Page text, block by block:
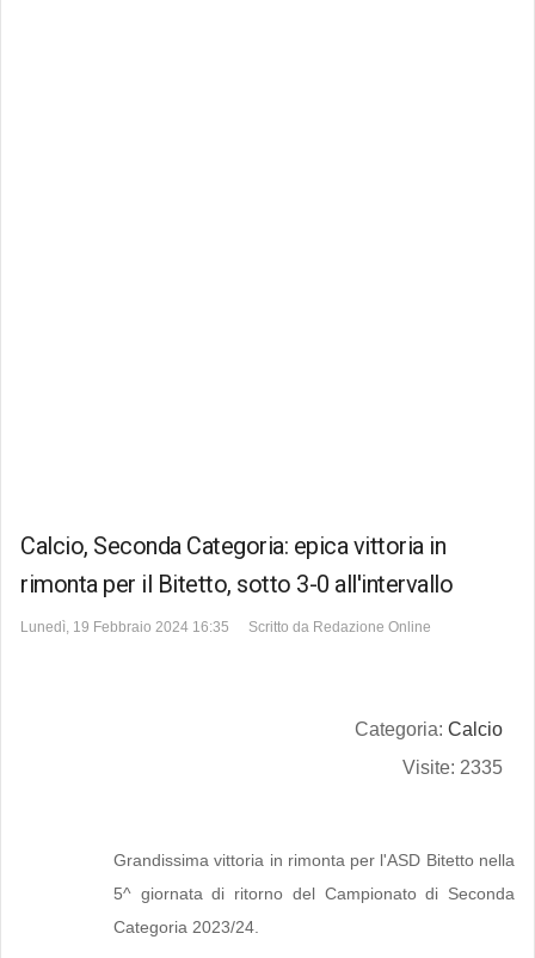
Calcio, Seconda Categoria: epica vittoria in
rimonta per il Bitetto, sotto 3-0 all'intervallo
Lunedì, 19 Febbraio 2024 16:35 Scritto da Redazione Online
Categoria: Calcio
Visite: 2335
Grandissima vittoria in rimonta per l'ASD Bitetto nella
5^ giornata di ritorno del Campionato di Seconda
Categoria 2023/24.